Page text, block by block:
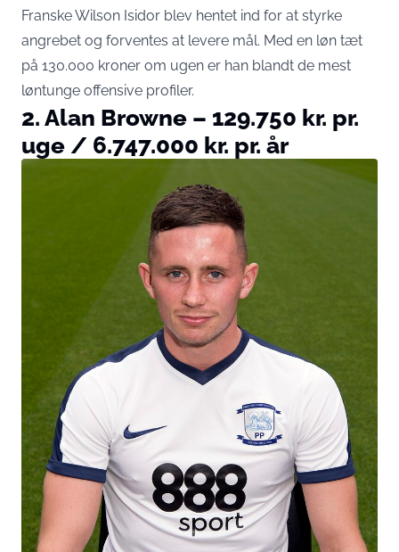
Franske Wilson Isidor blev hentet ind for at styrke
angrebet og forventes at levere mål. Med en løn tæt
på 130.000 kroner om ugen er han blandt de mest
løntunge offensive profiler.
2. Alan Browne – 129.750 kr. pr.
uge / 6.747.000 kr. pr. år